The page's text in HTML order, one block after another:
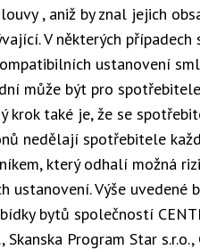
, aniž by znal jejich
V některých
ustanovení
může být pro
krok také je, že se
nedělají spotřebitele
který odhalí možná
ustanovení. Výše uvedené
bytů společností
Program Star s.r.o.,